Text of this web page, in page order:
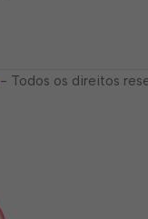
- Todos os direitos